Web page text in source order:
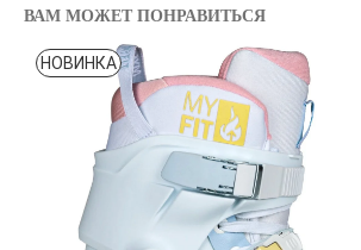
ВАМ МОЖЕТ ПОНРАВИТЬСЯ
НОВИНКА